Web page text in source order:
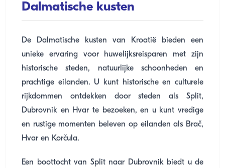
Dalmatische kusten
De Dalmatische kusten van Kroatië bieden een
unieke ervaring voor huwelijksreisparen met zijn
historische steden, natuurlijke schoonheden en
prachtige eilanden. U kunt historische en culturele
rijkdommen ontdekken door steden als Split,
Dubrovnik en Hvar te bezoeken, en u kunt vredige
en rustige momenten beleven op eilanden als Brač,
Hvar en Korčula.
Een boottocht van Split naar Dubrovnik biedt u de